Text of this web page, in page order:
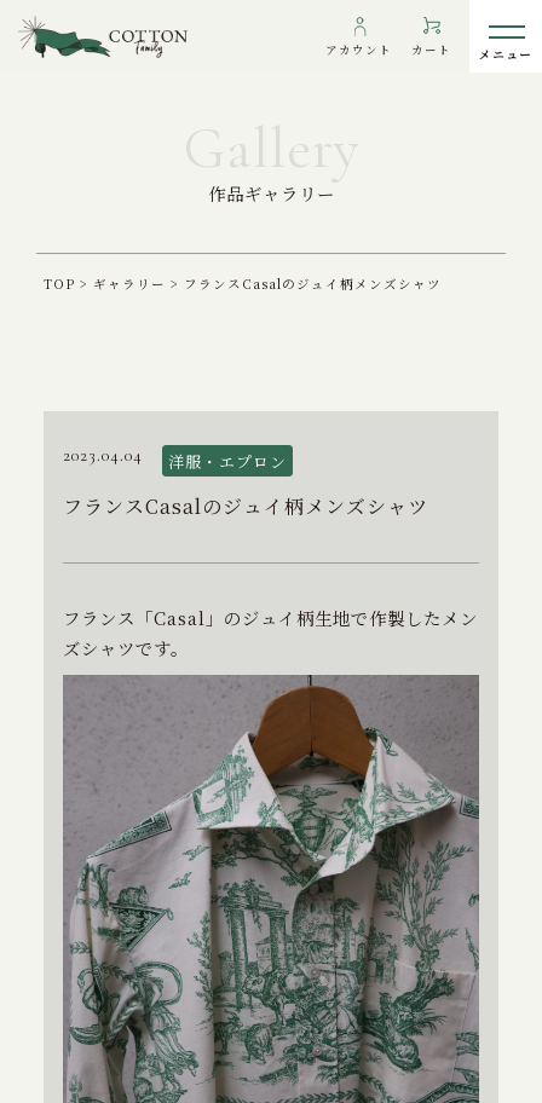
アカウント カート
ご利用ガイド
プライバシーポリシー
作品ギャラリー
TOP > ギャラリー > フランスCasalのジュイ柄メンズシャツ
2023.04.04 洋服・エプロン
フランスCasalのジュイ柄メンズシャツ
フランス「Casal」のジュイ柄生地で作製したメン
ズシャツです。